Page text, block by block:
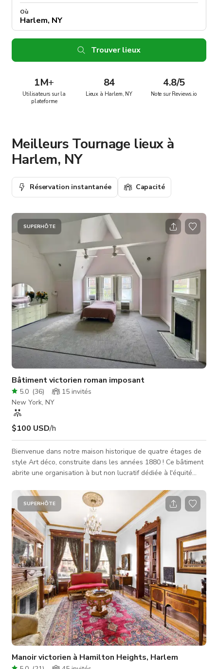
Où
Trouver lieux
1M+
Utilisateurs sur la
plateforme
84
Lieux à Harlem, NY
4.8/5
Note sur Reviews.io
Meilleurs Tournage lieux à
Harlem, NY
Réservation instantanée Capacité
SUPERHÔTE
Bâtiment victorien roman imposant
5.0 (36) 15 invités
New York, NY
$100 USD/h
Bienvenue dans notre maison historique de quatre étages de
style Art déco, construite dans les années 1880 ! Ce bâtiment
abrite une organisation à but non lucratif dédiée à l'équité
cet espace, vous contribuerez à soutenir notre mission et
notre travail. La maison présente de magnifiques détails Art
déco ainsi que des planchers en bois dur et beaucoup de
lumière, surtout au dernier étage (4e). Le wifi haut débit gratu
SUPERHÔTE
Manoir victorien à Hamilton Heights, Harlem